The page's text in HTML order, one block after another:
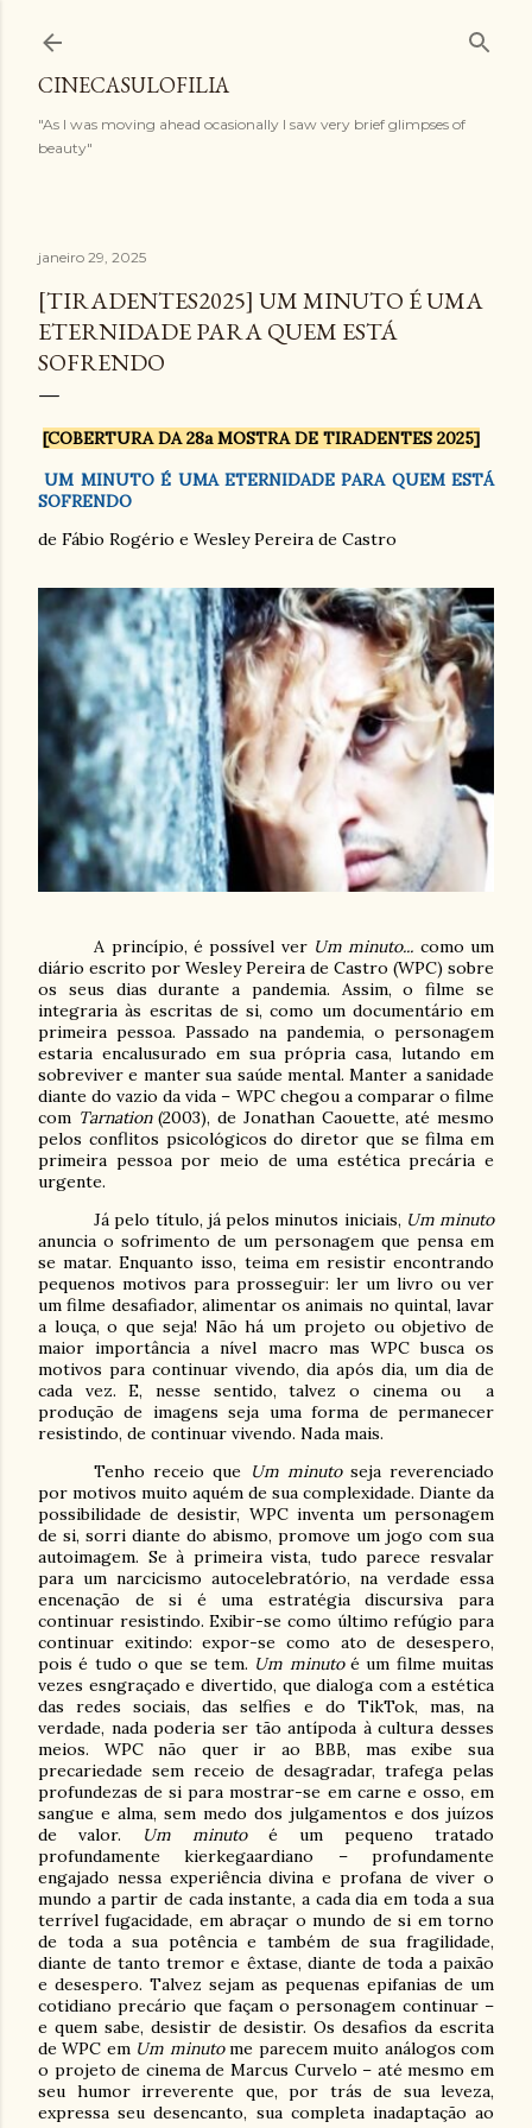
CINECASULOFILIA
"As I was moving ahead ocasionally I saw very brief glimpses of
beauty"
janeiro 29, 2025
[TIRADENTES2025] UM MINUTO É UMA
ETERNIDADE PARA QUEM ESTÁ
SOFRENDO
[COBERTURA DA 28a MOSTRA DE TIRADENTES 2025]
UM MINUTO É UMA ETERNIDADE PARA QUEM ESTÁ
SOFRENDO
de Fábio Rogério e Wesley Pereira de Castro
A princípio, é possível ver Um minuto... como um
diário escrito por Wesley Pereira de Castro (WPC) sobre
os seus dias durante a pandemia. Assim, o filme se
integraria às escritas de si, como um documentário em
primeira pessoa. Passado na pandemia, o personagem
estaria encalusurado em sua própria casa, lutando em
sobreviver e manter sua saúde mental. Manter a sanidade
diante do vazio da vida – WPC chegou a comparar o filme
com Tarnation(2003), de Jonathan Caouette, até mesmo
pelos conflitos psicológicos do diretor que se filma em
primeira pessoa por meio de uma estética precária e
urgente.
Já pelo título, já pelos minutos iniciais, Um minuto
anuncia o sofrimento de um personagem que pensa em
se matar. Enquanto isso, teima em resistir encontrando
pequenos motivos para prosseguir: ler um livro ou ver
um filme desafiador, alimentar os animais no quintal, lavar
a louça, o que seja! Não há um projeto ou objetivo de
maior importância a nível macro mas WPC busca os
motivos para continuar vivendo, dia após dia, um dia de
cada vez. E, nesse sentido, talvez o cinema ou
a
produção de imagens seja uma forma de permanecer
resistindo, de continuar vivendo. Nada mais.
Tenho receio que Um minutoseja reverenciado
por motivos muito aquém de sua complexidade. Diante da
possibilidade de desistir, WPC inventa um personagem
de si, sorri diante do abismo, promove um jogo com sua
autoimagem. Se à primeira vista, tudo parece resvalar
para um narcicismo autocelebratório, na verdade essa
encenação de si é uma estratégia discursiva para
continuar resistindo. Exibir-se como último refúgio para
continuar exitindo: expor-se como ato de desespero,
pois é tudo o que se tem. Um minutoé um filme muitas
vezes esngraçado e divertido, que dialoga com a estética
das redes sociais, das selfies e do TikTok, mas, na
verdade, nada poderia ser tão antípoda à cultura desses
meios. WPC não quer ir ao BBB, mas exibe sua
precariedade sem receio de desagradar, trafega pelas
profundezas de si para mostrar-se em carne e osso, em
sangue e alma, sem medo dos julgamentos e dos juízos
de valor.
Um minutoé um pequeno tratado
profundamente kierkegaardiano – profundamente
engajado nessa experiência divina e profana de viver o
mundo a partir de cada instante, a cada dia em toda a sua
terrível fugacidade, em abraçar o mundo de si em torno
de toda a sua potência e também de sua fragilidade,
diante de tanto tremor e êxtase, diante de toda a paixão
e desespero. Talvez sejam as pequenas epifanias de um
cotidiano precário que façam o personagem continuar –
e quem sabe, desistir de desistir. Os desafios da escrita
de WPC em Um minutome parecem muito análogos com
o projeto de cinema de Marcus Curvelo – até mesmo em
seu humor irreverente que, por trás de sua leveza,
expressa seu desencanto, sua completa inadaptação ao